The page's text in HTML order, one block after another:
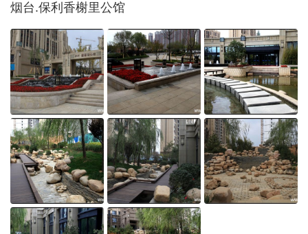
烟台.保利香榭里公馆